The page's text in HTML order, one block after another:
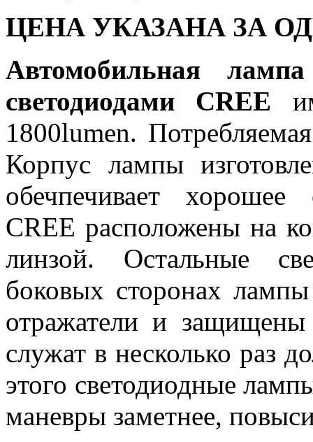
ЦЕНА УКАЗАНА ЗА
Автомобильная
светодиодами CREE
1800lumen.
Корпус лампы
обечпечивает
CREE расположены на
линзой. Остальные
боковых сторонах
отражатели и
служат в несколько раз
этого светодиодные
маневры заметнее,